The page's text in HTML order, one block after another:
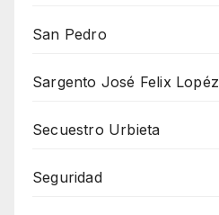
San Pedro
Sargento José Felix Lopéz
Secuestro Urbieta
Seguridad